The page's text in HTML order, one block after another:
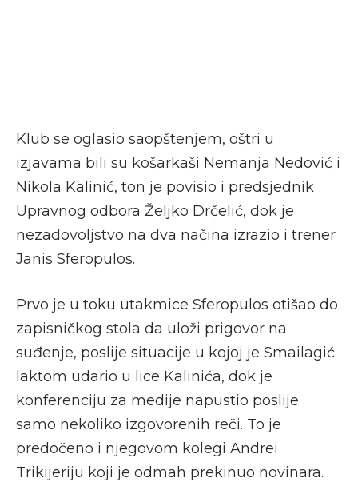
Klub se oglasio saopštenjem, oštri u
izjavama bili su košarkaši Nemanja Nedović i
Nikola Kalinić, ton je povisio i predsjednik
Upravnog odbora Željko Drčelić, dok je
nezadovoljstvo na dva načina izrazio i trener
Janis Sferopulos.
Prvo je u toku utakmice Sferopulos otišao do
zapisničkog stola da uloži prigovor na
suđenje, poslije situacije u kojoj je Smailagić
laktom udario u lice Kalinića, dok je
konferenciju za medije napustio poslije
samo nekoliko izgovorenih reči. To je
predočeno i njegovom kolegi Andrei
Trikijeriju koji je odmah prekinuo novinara.